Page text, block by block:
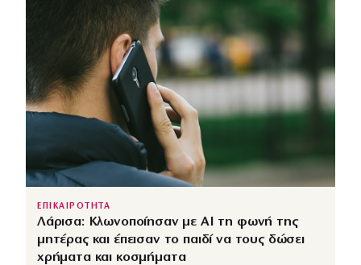
ΕΠΙΚΑΙΡΟΤΗΤΑ
Λάρισα: Κλωνοποίησαν με AI τη φωνή της
μητέρας και έπεισαν το παιδί να τους δώσει
χρήματα και κοσμήματα